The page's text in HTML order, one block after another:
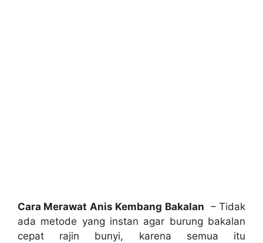
Cara Merawat Anis Kembang Bakalan – Tidak
ada metode yang instan agar burung bakalan
cepat rajin bunyi, karena semua itu